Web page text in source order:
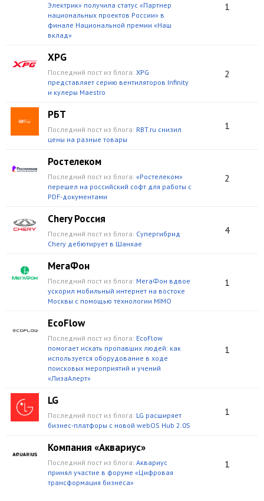
Электрик» получила статус «Партнер
национальных проектов России» в
финале Национальной премии «Наш
вклад»
1
XPG
Последний пост из блога: XPG
представляет серию вентиляторов Infinity
и кулеры Maestro
2
РБТ
Последний пост из блога: RBT.ru снизил
цены на разные товары
1
Ростелеком
Последний пост из блога: «Ростелеком»
перешел на российский софт для работы с
PDF-документами
2
Chery Россия
Последний пост из блога: Супергибрид
Chery дебютирует в Шанхае
4
МегаФон
Последний пост из блога: МегаФон вдвое
ускорил мобильный интернет на востоке
Москвы с помощью технологии MIMO
1
EcoFlow
Последний пост из блога: EcoFlow
помогает искать пропавших людей: как
используется оборудование в ходе
поисковых мероприятий и учений
«ЛизаАлерт»
1
LG
Последний пост из блога: LG расширяет
бизнес-платфоры с новой webOS Hub 2.0S
1
Компания «Аквариус»
Последний пост из блога: Аквариус
принял участие в форуме «Цифровая
трансформация бизнеса»
1